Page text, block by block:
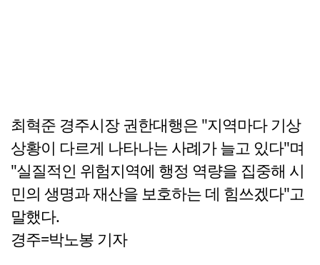
최혁준 경주시장 권한대행은 "지역마다 기상
상황이 다르게 나타나는 사례가 늘고 있다"며
"실질적인 위험지역에 행정 역량을 집중해 시
민의 생명과 재산을 보호하는 데 힘쓰겠다"고
말했다.
경주=박노봉 기자